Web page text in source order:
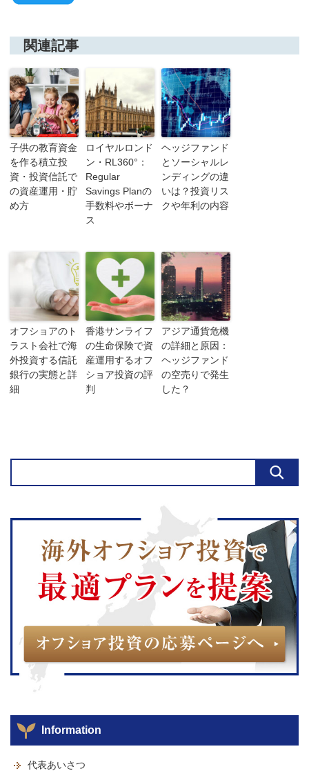
関連記事
子供の教育資金
を作る積立投
資・投資信託で
の資産運用・貯
め方
ロイヤルロンド
ン・RL360°：
Regular
Savings Planの
手数料やボーナ
ス
ヘッジファンド
とソーシャルレ
ンディングの違
いは？投資リス
クや年利の内容
オフショアのト
ラスト会社で海
外投資する信託
銀行の実態と詳
細
香港サンライフ
の生命保険で資
産運用するオフ
ショア投資の評
判
アジア通貨危機
の詳細と原因：
ヘッジファンド
の空売りで発生
した？
Information
代表あいさつ